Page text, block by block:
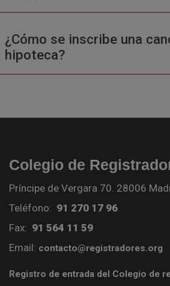
¿Cómo se inscribe una
hipoteca?
Colegio de
Príncipe de Vergara 70. 28006
Teléfono: 91 270 17 96
Fax: 91 564 11 59
Email: contacto@registradores.org
Registro de entrada del Colegio de